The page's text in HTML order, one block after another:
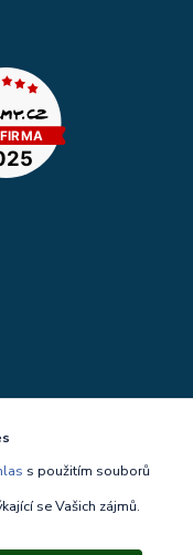
s použitím souborů
se Vašich zájmů.